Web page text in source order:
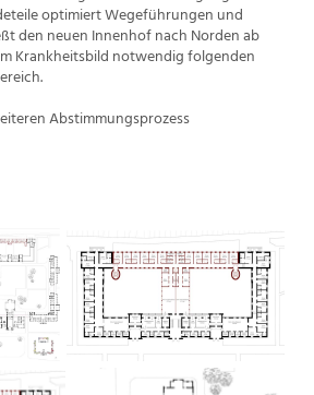
optimiert Wegeführungen und
den neuen Innenhof nach Norden ab
Krankheitsbild notwendig folgenden
Abstimmungsprozess